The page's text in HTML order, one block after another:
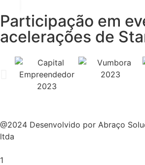
Participação em
acelerações de
@2024 Desenvolvido por Abraço
ltda
1